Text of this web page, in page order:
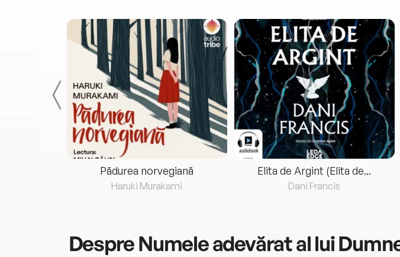
Pădurea norvegiană
Haruki Murakami
Elita de Argint (Elita de...
Dani Francis
DespreNumele adevărat al lui